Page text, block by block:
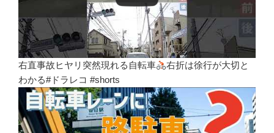
右直事故ヒヤリ突然現れる自転車
右折は徐行が大切と
わかる#ドラレコ #shorts